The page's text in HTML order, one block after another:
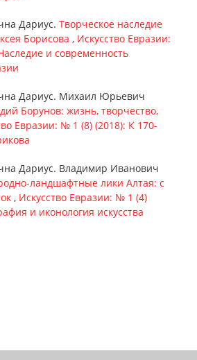
Дариус. Творческое наследие
Борисова , Искусство Евразии:
и современность
Дариус. Михаил Юрьевич
Борунов: жизнь, творчество,
Евразии: № 1 (8) (2018): К 170-
Дариус. Владимир Иванович
ландшафтные лики Алтая: с
, Искусство Евразии: № 1 (4)
и иконология искусства